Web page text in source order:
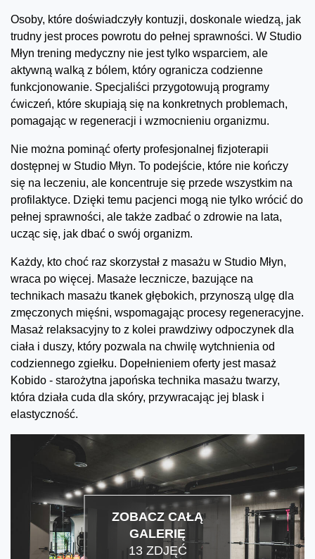
Osoby, które doświadczyły kontuzji, doskonale wiedzą, jak
trudny jest proces powrotu do pełnej sprawności. W Studio
Młyn trening medyczny nie jest tylko wsparciem, ale
aktywną walką z bólem, który ogranicza codzienne
funkcjonowanie. Specjaliści przygotowują programy
ćwiczeń, które skupiają się na konkretnych problemach,
pomagając w regeneracji i wzmocnieniu organizmu.
Nie można pominąć oferty profesjonalnej fizjoterapii
dostępnej w Studio Młyn. To podejście, które nie kończy
się na leczeniu, ale koncentruje się przede wszystkim na
profilaktyce. Dzięki temu pacjenci mogą nie tylko wrócić do
pełnej sprawności, ale także zadbać o zdrowie na lata,
ucząc się, jak dbać o swój organizm.
Każdy, kto choć raz skorzystał z masażu w Studio Młyn,
wraca po więcej. Masaże lecznicze, bazujące na
technikach masażu tkanek głębokich, przynoszą ulgę dla
zmęczonych mięśni, wspomagając procesy regeneracyjne.
Masaż relaksacyjny to z kolei prawdziwy odpoczynek dla
ciała i duszy, który pozwala na chwilę wytchnienia od
codziennego zgiełku. Dopełnieniem oferty jest masaż
Kobido - starożytna japońska technika masażu twarzy,
która działa cuda dla skóry, przywracając jej blask i
elastyczność.
ZOBACZ CAŁĄ
GALERIĘ
13 ZDJĘĆ